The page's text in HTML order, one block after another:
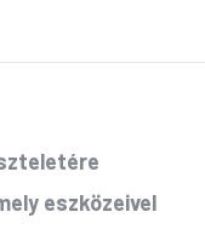
eszközeivel